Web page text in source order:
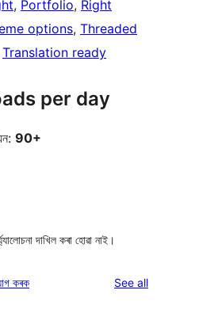
, Portfolio, Right
options, Threaded
Translation ready
per day
90+
দাখিল কৰা হোৱা নাই।
কৰক See allreviews